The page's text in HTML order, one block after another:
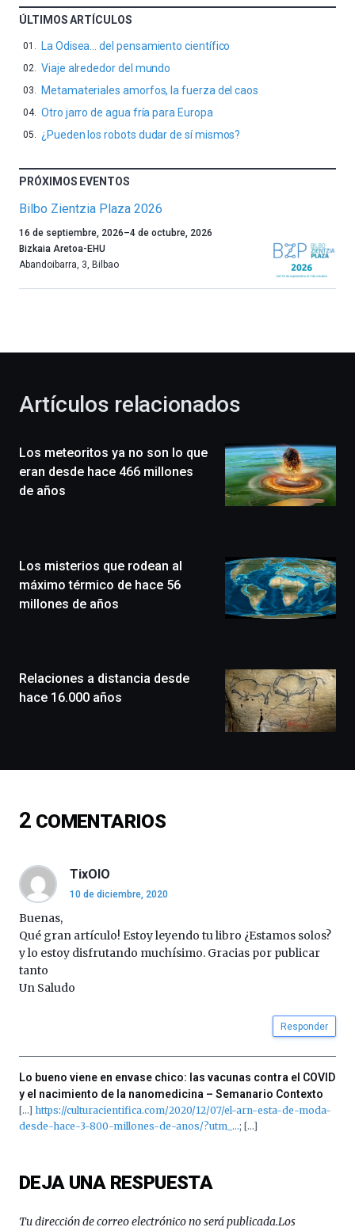
ÚLTIMOS ARTÍCULOS
La Odisea… del pensamiento científico
Viaje alrededor del mundo
Metamateriales amorfos, la fuerza del caos
Otro jarro de agua fría para Europa
¿Pueden los robots dudar de sí mismos?
PRÓXIMOS EVENTOS
Bilbo Zientzia Plaza 2026
Un
año
más,
celebración
novena
edición
de
un
festival
que
monólogos,
exposiciones,
de
16
4
de
octubre.
La
iniciativa,
organizada
por
la
16 de septiembre, 2026–4 de octubre, 2026
Bizkaia Aretoa-EHU
Abandoibarra, 3, Bilbao
Artículos relacionados
Los meteoritos ya no son lo que
eran desde hace 466 millones
de años
Los misterios que rodean al
máximo térmico de hace 56
millones de años
Relaciones a distancia desde
hace 16.000 años
2 COMENTARIOS
TixOlO
10 de diciembre, 2020
Buenas,
Qué gran artículo! Estoy leyendo tu libro ¿Estamos solos?
y lo estoy disfrutando muchísimo. Gracias por publicar
tanto
Un Saludo
Responder
Lo bueno viene en envase chico: las vacunas contra el COVID
y el nacimiento de la nanomedicina – Semanario Contexto
[…] https://culturacientifica.com/2020/12/07/el-arn-esta-de-moda-
desde-hace-3-800-millones-de-anos/?utm_…; […]
DEJA UNA RESPUESTA
Tu dirección de correo electrónico no será publicada.Los